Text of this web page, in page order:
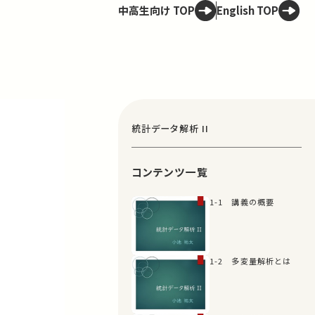
中高生向け TOP English TOP
統計データ解析 II
コンテンツ一覧
1-1 講義の概要
1-2 多変量解析とは